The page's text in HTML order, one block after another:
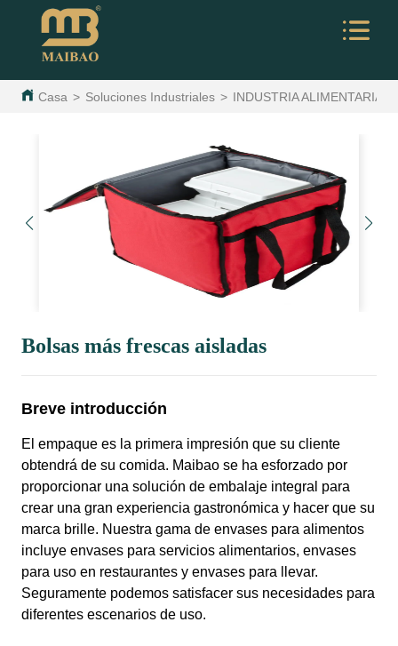
Casa > Soluciones Industriales > INDUSTRIA ALIMENTARIA
Bolsas más frescas aisladas